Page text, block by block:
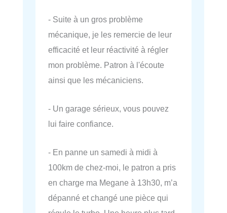
- Suite à un gros problème
mécanique, je les remercie de leur
efficacité et leur réactivité à régler
mon problème. Patron à l'écoute
ainsi que les mécaniciens.
- Un garage sérieux, vous pouvez
lui faire confiance.
- En panne un samedi à midi à
100km de chez-moi, le patron a pris
en charge ma Megane à 13h30, m’a
dépanné et changé une pièce qui